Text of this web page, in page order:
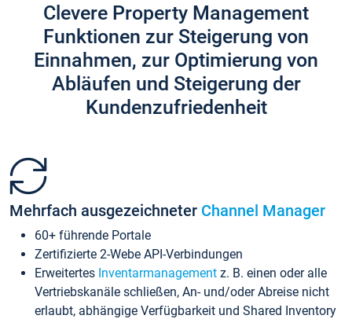
Clevere Property Management
Funktionen zur Steigerung von
Einnahmen, zur Optimierung von
Abläufen und Steigerung der
Kundenzufriedenheit
Mehrfach ausgezeichneter Channel Manager
60+ führende Portale
Zertifizierte 2-Webe API-Verbindungen
Erweitertes Inventarmanagement z. B. einen oder alle
Vertriebskanäle schließen, An- und/oder Abreise nicht
erlaubt, abhängige Verfügbarkeit und Shared Inventory